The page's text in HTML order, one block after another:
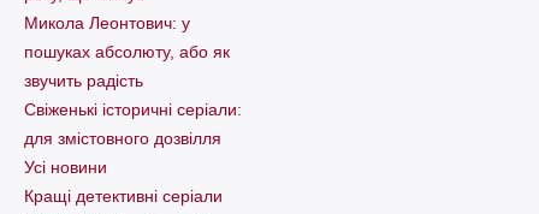
Микола Леонтович: у
пошуках абсолюту, або як
звучить радість
Свіженькі історичні серіали:
для змістовного дозвілля
Усі новини
Кращі детективні серіали